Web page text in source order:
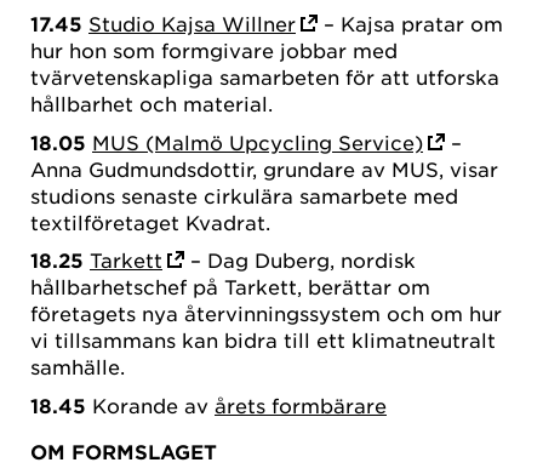
17.45 Studio Kajsa Willner
– Kajsa pratar om
hur hon som formgivare jobbar med
tvärvetenskapliga samarbeten för att utforska
hållbarhet och material.
18.05 MUS (Malmö Upcycling Service)
–
Anna Gudmundsdottir, grundare av MUS, visar
studions senaste cirkulära samarbete med
textilföretaget Kvadrat.
18.25 Tarkett
– Dag Duberg, nordisk
hållbarhetschef på Tarkett, berättar om
företagets nya återvinningssystem och om hur
vi tillsammans kan bidra till ett klimatneutralt
samhälle.
18.45 Korande av årets formbärare
OM FORMSLAGET